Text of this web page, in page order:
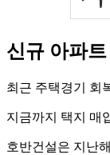
신규 아파
최근 주택경기 회
지금까지 택지 매
호반건설은 지난